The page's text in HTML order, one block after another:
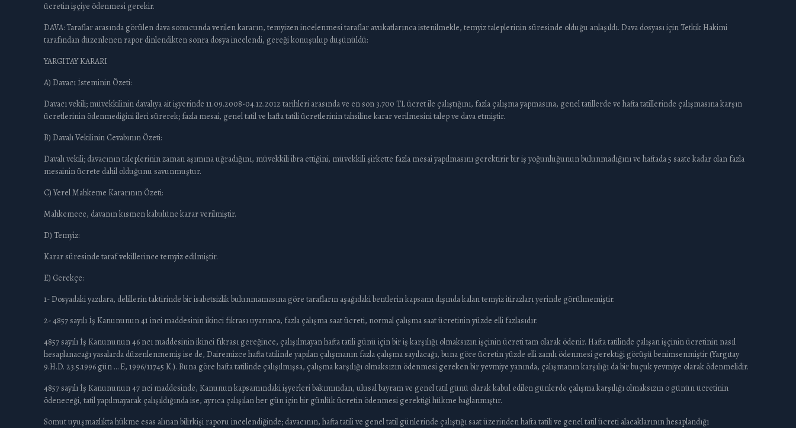
ücretin işçiye ödenmesi gerekir.
DAVA: Taraflar arasında görülen dava sonucunda verilen kararın, temyizen incelenmesi taraflar avukatlarınca istenilmekle, temyiz taleplerinin süresinde olduğu anlaşıldı. Dava dosyası için Tetkik Hakimi
tarafından düzenlenen rapor dinlendikten sonra dosya incelendi, gereği konuşulup düşünüldü:
YARGITAY KARARI
A) Davacı İsteminin Özeti:
Davacı vekili; müvekkilinin davalıya ait işyerinde 11.09.2008-04.12.2012 tarihleri arasında ve en son 3.700 TL ücret ile çalıştığını, fazla çalışma yapmasına, genel tatillerde ve hafta tatillerinde çalışmasına karşın
ücretlerinin ödenmediğini ileri sürerek; fazla mesai, genel tatil ve hafta tatili ücretlerinin tahsiline karar verilmesini talep ve dava etmiştir.
B) Davalı Vekilinin Cevabının Özeti:
Davalı vekili; davacının taleplerinin zaman aşımına uğradığını, müvekkili ibra ettiğini, müvekkili şirkette fazla mesai yapılmasını gerektirir bir iş yoğunluğunun bulunmadığını ve haftada 5 saate kadar olan fazla
mesainin ücrete dahil olduğunu savunmuştur.
C) Yerel Mahkeme Kararının Özeti:
Mahkemece, davanın kısmen kabulüne karar verilmiştir.
D) Temyiz:
Karar süresinde taraf vekillerince temyiz edilmiştir.
E) Gerekçe:
1- Dosyadaki yazılara, delillerin taktirinde bir isabetsizlik bulunmamasına göre tarafların aşağıdaki bentlerin kapsamı dışında kalan temyiz itirazları yerinde görülmemiştir.
2- 4857 sayılı İş Kanununun 41 inci maddesinin ikinci fıkrası uyarınca, fazla çalışma saat ücreti, normal çalışma saat ücretinin yüzde elli fazlasıdır.
4857 sayılı İş Kanununun 46 ncı maddesinin ikinci fıkrası gereğince, çalışılmayan hafta tatili günü için bir iş karşılığı olmaksızın işçinin ücreti tam olarak ödenir. Hafta tatilinde çalışan işçinin ücretinin nasıl
hesaplanacağı yasalarda düzenlenmemiş ise de, Dairemizce hafta tatilinde yapılan çalışmanın fazla çalışma sayılacağı, buna göre ücretin yüzde elli zamlı ödenmesi gerektiği görüşü benimsenmiştir (Yargıtay
9.H.D. 23.5.1996 gün … E, 1996/11745 K.). Buna göre hafta tatilinde çalışılmışsa, çalışma karşılığı olmaksızın ödenmesi gereken bir yevmiye yanında, çalışmanın karşılığı da bir buçuk yevmiye olarak ödenmelidir.
4857 sayılı İş Kanununun 47 nci maddesinde, Kanunun kapsamındaki işyerleri bakımından, ulusal bayram ve genel tatil günü olarak kabul edilen günlerde çalışma karşılığı olmaksızın o günün ücretinin
ödeneceği, tatil yapılmayarak çalışıldığında ise, ayrıca çalışılan her gün için bir günlük ücretin ödenmesi gerektiği hükme bağlanmıştır.
Somut uyuşmazlıkta hükme esas alınan bilirkişi raporu incelendiğinde; davacının, hafta tatili ve genel tatil günlerinde çalıştığı saat üzerinden hafta tatili ve genel tatil ücreti alacaklarının hesaplandığı